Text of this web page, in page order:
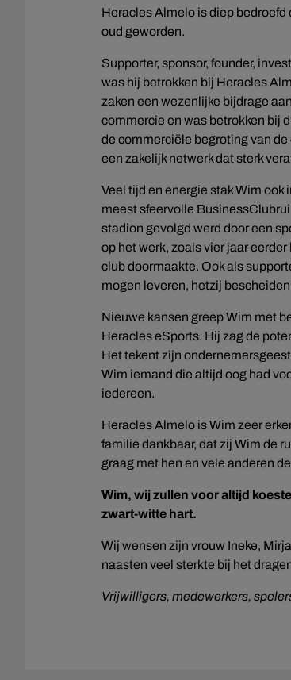
Heracles Almelo is diep
oud geworden.
Supporter, sponsor, founder,
was hij betrokken bij Heracles
zaken een wezenlijke bijdrage
commercie en was betrokken bij
de commerciële begroting van
een zakelijk netwerk dat sterk
Veel tijd en energie stak Wim
meest sfeervolle
stadion gevolgd werd door een
op het werk, zoals vier jaar
club doormaakte. Ook als
mogen leveren, hetzij
Nieuwe kansen greep Wim met
Heracles eSports. Hij zag de
Het tekent zijn
Wim iemand die altijd oog had
iedereen.
Heracles Almelo is Wim zeer
familie dankbaar, dat zij Wim de
graag met hen en vele anderen
Wim, wij zullen voor altijd
zwart-witte hart.
Wij wensen zijn vrouw Ineke,
naasten veel sterkte bij het
Vrijwilligers, medewerkers,